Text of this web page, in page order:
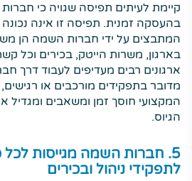
קיימת לעיתים תפיסה שגויה כי
בהעסקה זמנית. תפיסה זו אינה
המתבצים על ידי חברות השמה הן
בארגון, משרות הייטק, בכירים וכל
ארגונים רבים מעדיפים לעבוד דרך
מדובר בתפקידים מורכבים או
המקצועי חוסך זמן ומשאבים ומגדיל
הגיוס.
5. חברות השמה מגייסות לכל
לתפקידי ניהול ובכירים